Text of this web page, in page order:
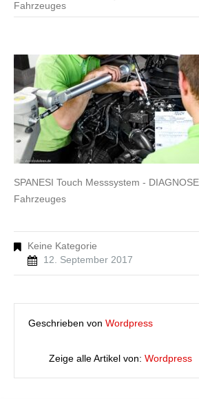
Fahrzeuges
SPANESI Touch Messsystem -
Fahrzeuges
Keine Kategorie
12. September 2017
Geschrieben von Wordpress
Zeige alle Artikel von: Wordpress